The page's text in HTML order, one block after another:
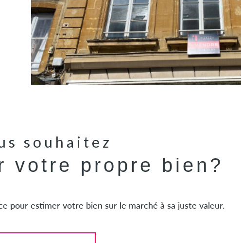
souhaitez
votre propre bien?
pour estimer votre bien sur le marché à sa juste valeur.